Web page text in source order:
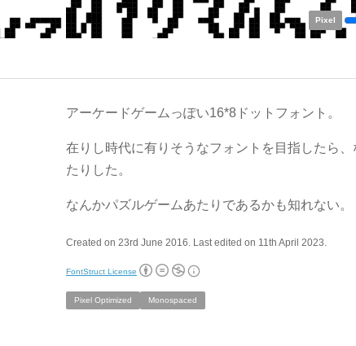
Pixel
アーケードゲームっぽい16*8ドットフォント。
在りし時代に有りそうなフォントを目指したら
たりした。
なんかパズルゲームあたりであるかも知れない。
Created on 23rd June 2016. Last edited on 11th April 2023.
FontStruct License
Pixel Optimized Monospaced